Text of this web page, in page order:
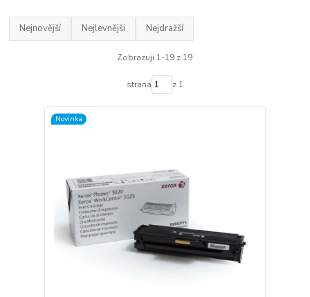
Nejnovější Nejlevnější Nejdražší
Zobrazuji 1-19 z 19
strana z 1
Novinka